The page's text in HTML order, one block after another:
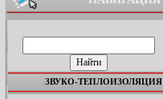
ЗВУКО-ТЕПЛОИЗОЛЯЦИЯ